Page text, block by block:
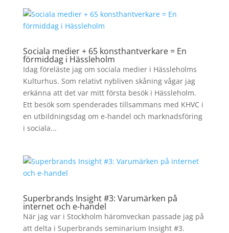
Sociala medier + 65 konsthantverkare = En
förmiddag i Hässleholm
Idag föreläste jag om sociala medier i Hässleholms
Kulturhus. Som relativt nybliven skåning vågar jag
erkänna att det var mitt första besök i Hässleholm.
Ett besök som spenderades tillsammans med KHVC i
en utbildningsdag om e-handel och marknadsföring
i sociala...
Superbrands Insight #3: Varumärken på
internet och e-handel
När jag var i Stockholm häromveckan passade jag på
att delta i Superbrands seminarium Insight #3.